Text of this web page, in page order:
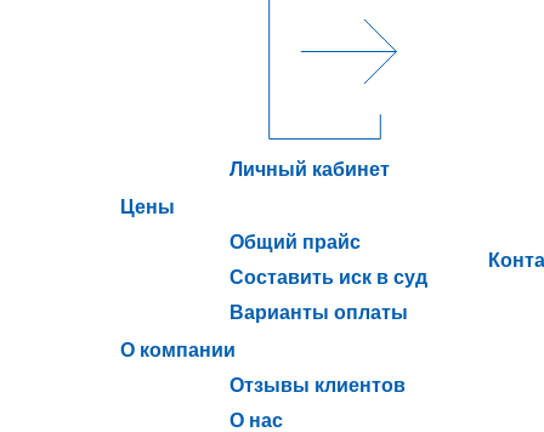
Личный кабинет
Цены
Общий прайс
Составить иск в суд
Варианты оплаты
О компании
Отзывы клиентов
О нас